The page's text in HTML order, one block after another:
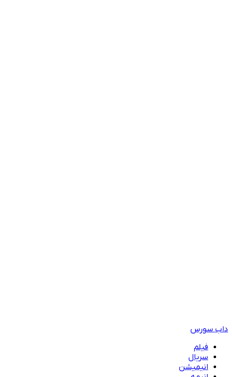
داب سورس
فیلم
سریال
انیمیشن